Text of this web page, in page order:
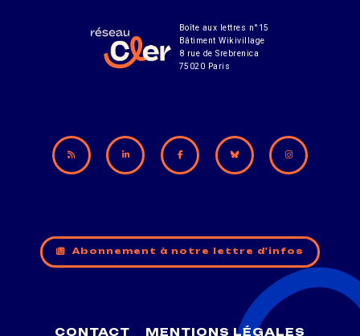
Boîte aux lettres n°15
Bâtiment Wikivillage
8 rue de Srebrenica
75020 Paris
Abonnement à notre lettre d'infos
CONTACT MENTIONS LÉGALES